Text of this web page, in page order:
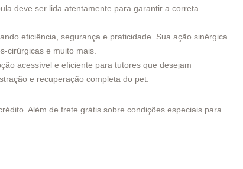
deve ser lida atentamente para garantir a correta
eficiência, segurança e praticidade. Sua ação sinérgica
cirúrgicas e muito mais.
acessível e eficiente para tutores que desejam
e recuperação completa do pet.
Além de frete grátis sobre condições especiais para